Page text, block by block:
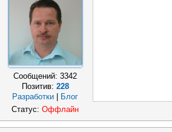
Сообщений: 3342
Позитив: 228
Разработки
Блог
Статус: Оффлайн